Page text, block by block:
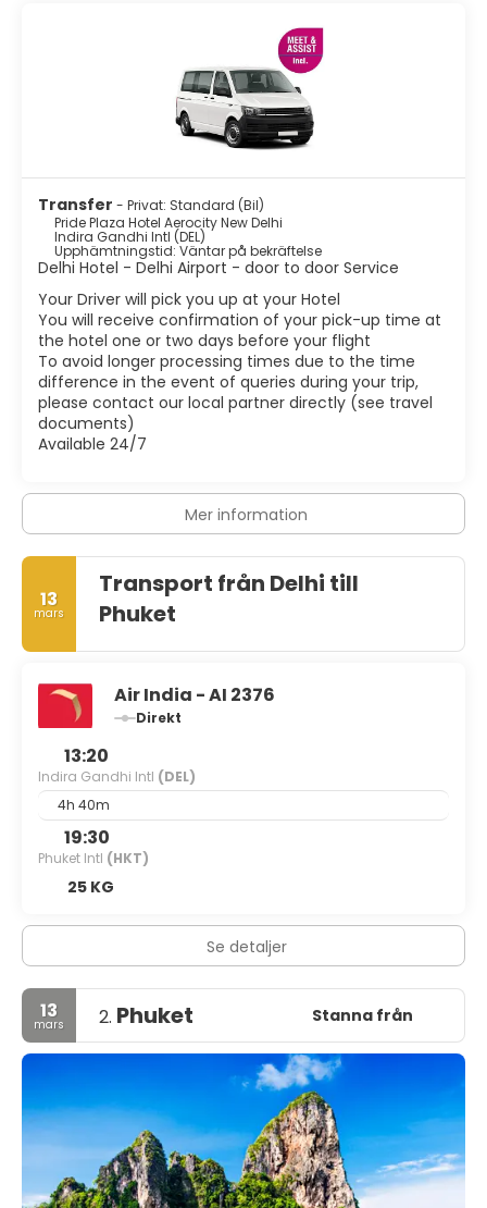
Transfer - Privat: Standard (Bil)
Pride Plaza Hotel Aerocity New Delhi
Indira Gandhi Intl (DEL)
Upphämtningstid: Väntar på bekräftelse
Delhi Hotel - Delhi Airport - door to door Service
Your Driver will pick you up at your Hotel
You will receive confirmation of your pick-up time at
the hotel one or two days before your flight
To avoid longer processing times due to the time
difference in the event of queries during your trip,
please contact our local partner directly (see travel
documents)
Available 24/7
Mer information
13
mars
Transport från Delhi till
Phuket
Air India - AI 2376
Direkt
13:20
Indira Gandhi Intl (DEL)
4h 40m
19:30
Phuket Intl (HKT)
25 KG
Se detaljer
13
mars 2. Phuket Stanna från